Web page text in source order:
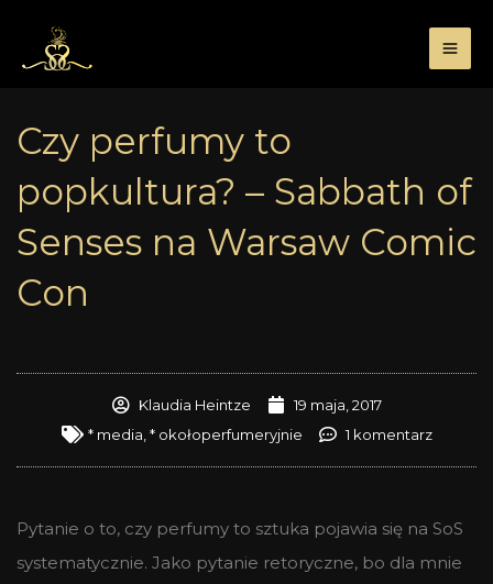
treści
Czy perfumy to
popkultura? – Sabbath of
Senses na Warsaw Comic
Con
Klaudia Heintze
19 maja, 2017
* media * okołoperfumeryjnie 1 komentarz
Pytanie o to, czy perfumy to sztuka pojawia się na SoS
systematycznie. Jako pytanie retoryczne, bo dla mnie